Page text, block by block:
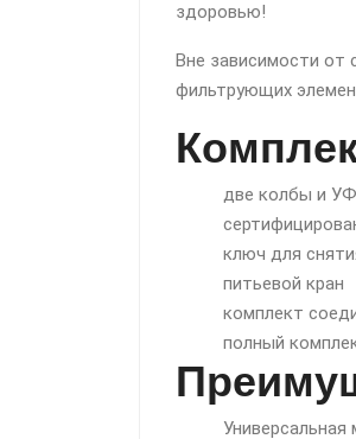
здоровью!
Вне зависимости от
фильтрующих
две колбы и
ключ для
питьевой кран
комплект
полный
Универсальная